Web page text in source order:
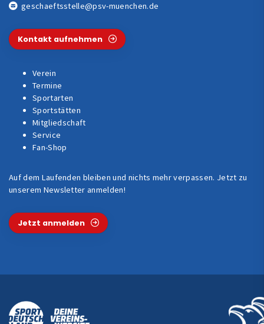
geschaeftsstelle@psv-muenchen.de
Kontakt aufnehmen
Verein
Termine
Sportarten
Sportstätten
Mitgliedschaft
Service
Fan-Shop
Auf dem Laufenden bleiben und nichts mehr verpassen. Jetzt zu
unserem Newsletter anmelden!
Jetzt anmelden